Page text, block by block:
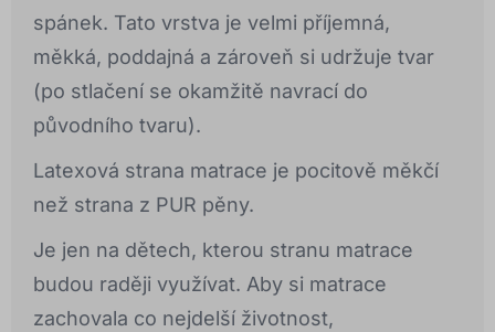
spánek. Tato vrstva je velmi příjemná,
měkká, poddajná a zároveň si udržuje tvar
(po stlačení se okamžitě navrací do
původního tvaru).
Latexová strana matrace je pocitově měkčí
než strana z PUR pěny.
Je jen na dětech, kterou stranu matrace
budou raději využívat. Aby si matrace
zachovala co nejdelší životnost,